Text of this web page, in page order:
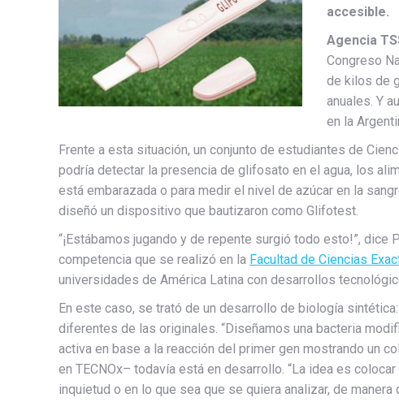
accesible.
Agencia
Congreso
de kilos de
anuales. Y
en la
Frente a esta situación, un conjunto de estudiantes de
podría detectar la presencia de glifosato en el agua, los
está embarazada o para medir el nivel de azúcar en la
diseñó un dispositivo que bautizaron como Glifotest.
“¡Estábamos jugando y de repente surgió todo esto!”,
competencia que se realizó en la Facultad de Ciencias
universidades de América Latina con desarrollos
En este caso, se trató de un desarrollo de biología
diferentes de las originales. “Diseñamos una bacteria
activa en base a la reacción del primer gen mostrando un
en TECNOx– todavía está en desarrollo. “La idea es
inquietud o en lo que sea que se quiera analizar, de